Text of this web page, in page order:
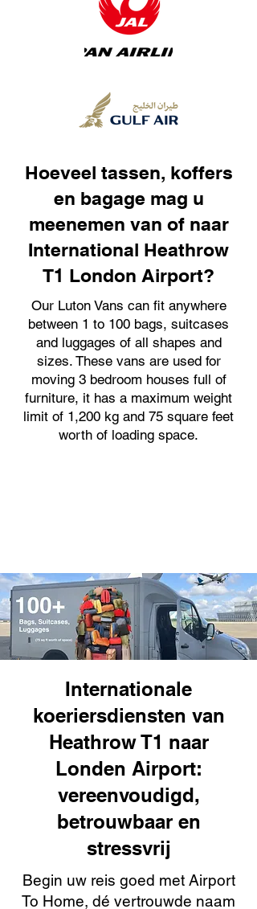
Hoeveel tassen, koffers
en bagage mag u
meenemen van of naar
International Heathrow
T1 London Airport?
Our Luton Vans can fit anywhere
between 1 to 100 bags, suitcases
and luggages of all shapes and
sizes. These vans are used for
moving 3 bedroom houses full of
furniture, it has a maximum weight
limit of 1,200 kg and 75 square feet
worth of loading space.
Internationale
koeriersdiensten van
Heathrow T1 naar
Londen Airport:
vereenvoudigd,
betrouwbaar en
stressvrij
Begin uw reis goed met Airport
To Home, dé vertrouwde naam